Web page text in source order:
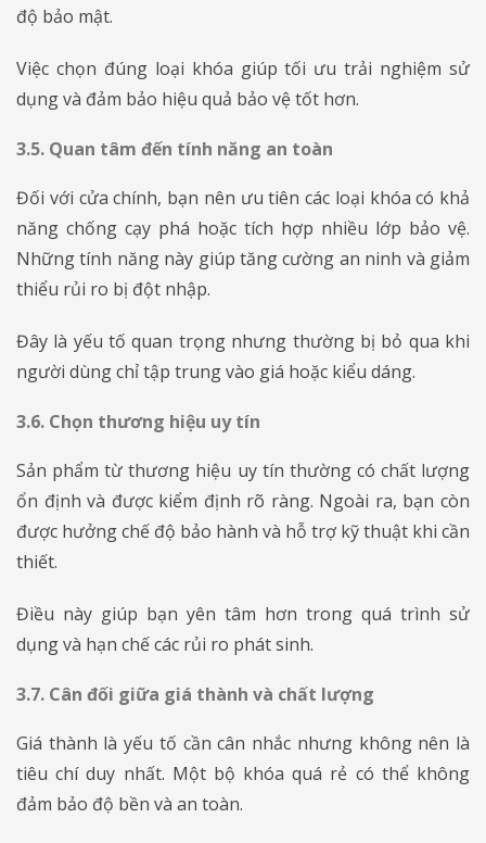
độ bảo mật.
Việc chọn đúng loại khóa giúp tối ưu trải nghiệm sử
dụng và đảm bảo hiệu quả bảo vệ tốt hơn.
3.5. Quan tâm đến tính năng an toàn
Đối với cửa chính, bạn nên ưu tiên các loại khóa có khả
năng chống cạy phá hoặc tích hợp nhiều lớp bảo vệ.
Những tính năng này giúp tăng cường an ninh và giảm
thiểu rủi ro bị đột nhập.
Đây là yếu tố quan trọng nhưng thường bị bỏ qua khi
người dùng chỉ tập trung vào giá hoặc kiểu dáng.
3.6. Chọn thương hiệu uy tín
Sản phẩm từ thương hiệu uy tín thường có chất lượng
ổn định và được kiểm định rõ ràng. Ngoài ra, bạn còn
được hưởng chế độ bảo hành và hỗ trợ kỹ thuật khi cần
thiết.
Điều này giúp bạn yên tâm hơn trong quá trình sử
dụng và hạn chế các rủi ro phát sinh.
3.7. Cân đối giữa giá thành và chất lượng
Giá thành là yếu tố cần cân nhắc nhưng không nên là
tiêu chí duy nhất. Một bộ khóa quá rẻ có thể không
đảm bảo độ bền và an toàn.